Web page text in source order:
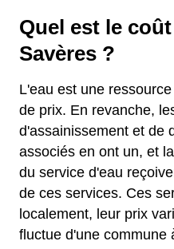
Quel est le
Savères ?
L'eau est une
de prix. En revanche,
d'assainissement et de
associés en ont un, et
du service d'eau
de ces services. Ces
localement, leur prix
fluctue d'une commune